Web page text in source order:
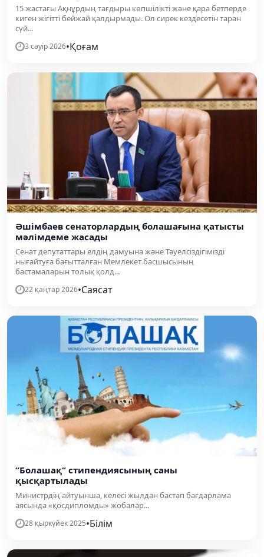
15 жастағы Ақнұрдың тағдыры көпшілікті және қара бетперде
киген жігітті бейжай қалдырмады. Ол сирек кездесетін таран
сүй...
3 сәуір 2026•Қоғам
Әшімбаев сенаторлардың болашағына қатысты
мәлімдеме жасады
Сенат депутаттары елдің дамуына және Тәуелсіздігімізді
нығайтуға бағытталған Мемлекет басшысының
бастамаларын толық қолд...
22 қаңтар 2026•Саясат
“Болашақ“ стипендиясының саны
қысқартылады
Министрдің айтуынша, келесі жылдан бастап бағдарлама
аясында «қосдипломды» жобалар...
28 қыркүйек 2025•Білім